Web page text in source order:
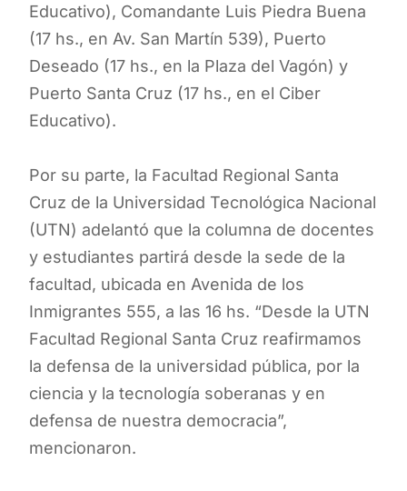
Educativo), Comandante Luis Piedra Buena
(17 hs., en Av. San Martín 539), Puerto
Deseado (17 hs., en la Plaza del Vagón) y
Puerto Santa Cruz (17 hs., en el Ciber
Educativo).
Por su parte, la Facultad Regional Santa
Cruz de la Universidad Tecnológica Nacional
(UTN) adelantó que la columna de docentes
y estudiantes partirá desde la sede de la
facultad, ubicada en Avenida de los
Inmigrantes 555, a las 16 hs. “Desde la UTN
Facultad Regional Santa Cruz reafirmamos
la defensa de la universidad pública, por la
ciencia y la tecnología soberanas y en
defensa de nuestra democracia”,
mencionaron.